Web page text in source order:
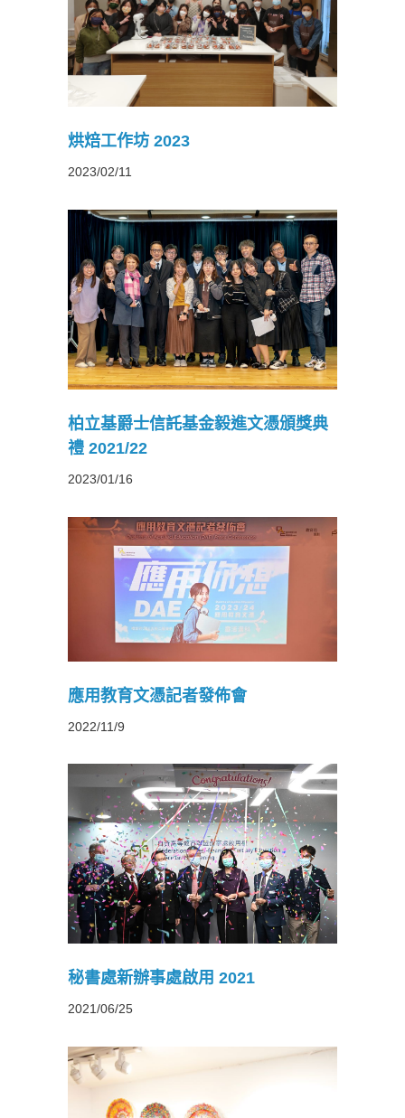
烘焙工作坊 2023
2023/02/11
柏立基爵士信託基金毅進文憑頒獎典
禮 2021/22
2023/01/16
應用教育文憑記者發佈會
2022/11/9
秘書處新辦事處啟用 2021
2021/06/25